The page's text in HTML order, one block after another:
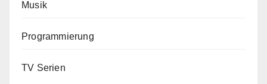
Musik
Programmierung
TV Serien